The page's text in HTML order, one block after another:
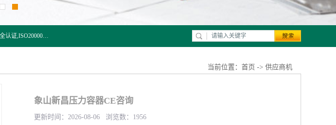
杭州贝安企业管理有限公司:iso咨询,杭州ISO认证,iso认证咨询,国军标认证,iso环境认证,27000信息安全认证,ISO20000信息技术认证,口罩检测报告,32610检测报告,CCRC认证,ISO50001认证,ITSS认证,两化融合认证,出口口罩检测报告等认证代理服务,本公司有近10年的体系咨询经验,能业务覆盖范围南到海南三亚北到新疆阿克苏.
当前位置： 首页 -> 供应商机
象山新昌压力容器CE咨询
更新时间：2026-08-06 浏览数：1956